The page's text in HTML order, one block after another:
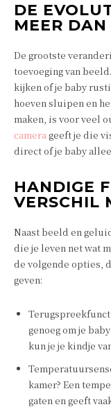
DE
MEER
De grootste
toevoeging van
kijken of je baby
hoeven sluipen en
maken, is voor veel
camerageeft je die
direct of je baby
HANDIGE
VERSCHIL
Naast beeld en
die je leven net wat
de volgende opties,
geven:
genoeg om je
kun je je kindje
kamer? Een
gaten en geeft